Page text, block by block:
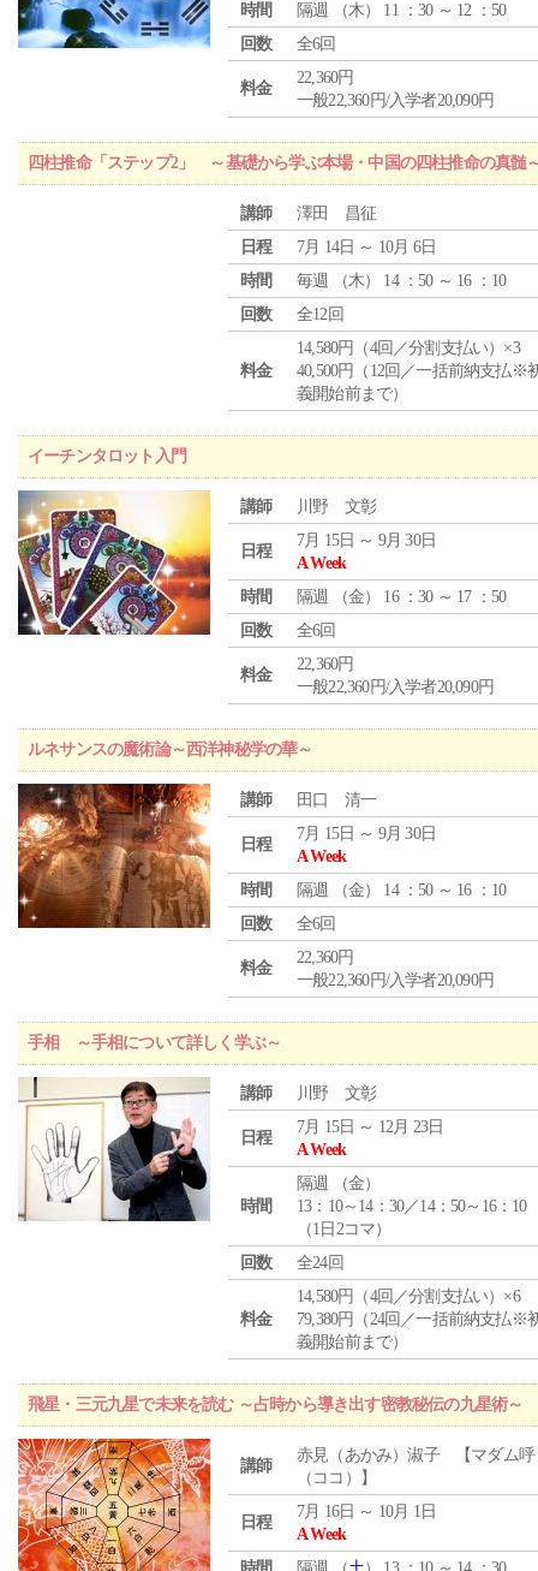
時間
隔週 （木） 11 ：30 ～ 12 ：50
回数
全6回
料金
22,360円
一般22,360円/入学者20,090円
四柱推命「ステップ2」 ～基礎から学ぶ本場・中国の四柱推命の真髄
講師
澤田 昌征
日程
7月 14日 ～ 10月 6日
時間
毎週 （木） 14 ：50 ～ 16 ：10
回数
全12回
料金
14,580円（4回／分割支払い）×3
40,500円（12回／一括前納支払※
義開始前まで）
イーチンタロット入門
講師 川野 文彰
日程
7月 15日 ～ 9月 30日
A Week
時間
隔週 （金） 16 ：30 ～ 17 ：50
回数
全6回
料金
22,360円
一般22,360円/入学者20,090円
ルネサンスの魔術論～西洋神秘学の華～
講師 田口 清一
日程
7月 15日 ～ 9月 30日
A Week
時間
隔週 （金） 14 ：50 ～ 16 ：10
回数
全6回
料金
22,360円
一般22,360円/入学者20,090円
手相 ～手相について詳しく学ぶ～
講師 川野 文彰
日程
7月 15日 ～ 12月 23日
A Week
時間
隔週 （金）
13：10～14：30／14：50～16：10
（1日2コマ）
回数
全24回
料金
14,580円（4回／分割支払い）×6
79,380円（24回／一括前納支払※
義開始前まで）
飛星・三元九星で未来を読む ～占時から導き出す密教秘伝の九星術～
講師
赤見（あかみ）淑子 【マダム呼
（ココ）】
日程
7月 16日 ～ 10月 1日
A Week